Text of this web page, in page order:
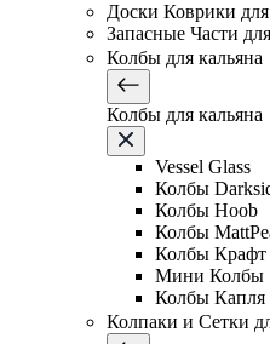
Доски Коврики для
Запасные Части
Колбы для кальяна
Колбы для кальяна
Vessel Glass
Колбы
Колбы Hoob
Колбы
Колбы Крафт
Мини Колбы
Колбы Капля
Колпаки и Сетки